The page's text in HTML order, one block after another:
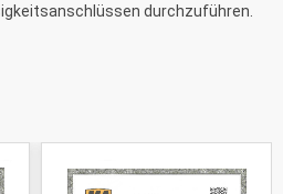
durchzuführen.